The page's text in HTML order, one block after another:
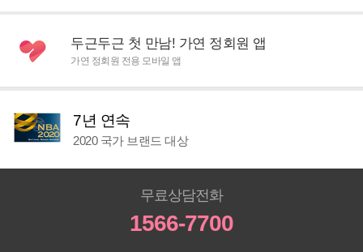
두근두근 첫 만남! 가연 정회원 앱
가연 정회원 전용 모바일 앱
7년 연속
2020 국가 브랜드 대상
무료상담전화
1566-7700